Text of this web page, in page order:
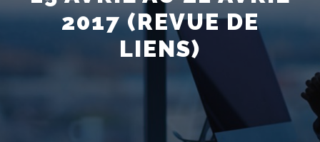
2017 (REVUE DE
LIENS)